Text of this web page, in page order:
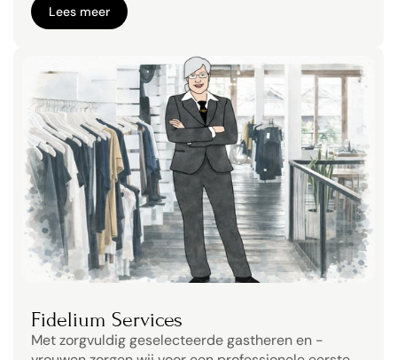
Lees meer
Lees meer
Fidelium Services
Met zorgvuldig geselecteerde gastheren en -